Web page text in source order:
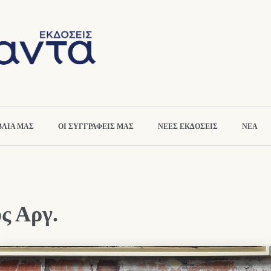
ΜΑΣ ΟΙ ΣΥΓΓΡΑΦΕΙΣ ΜΑΣ ΝΕΕΣ ΕΚΔΟΣΕΙΣ ΝΕΑ
Αργ.